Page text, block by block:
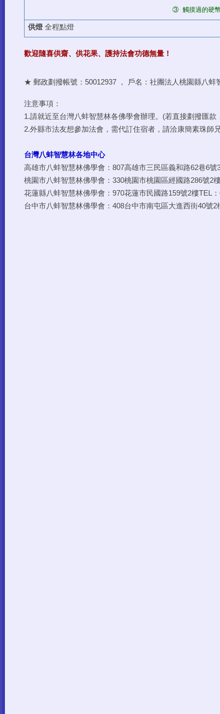
③ 觸摸過的硬
供燈全程點燈
歡迎隨喜供齋、供花果、護持法會功德無量！
★ 郵政劃撥帳號：50012937 ， 戶名：社團法人桃園縣八
注意事項：
1.請就近至台灣八蚌智慧林各佛學會辦理。(若直接劃撥匯款
2.外縣市法友想參加法會，需代訂住宿者，請洽康簡素珠師
台灣八蚌智慧林各地中心
高雄市八蚌智慧林佛學會：807高雄市三民區義和路62巷6號
桃園市八蚌智慧林佛學會：330桃園市桃園區經國路286號2
花蓮縣八蚌智慧林佛學會：970花蓮市民國路159號2樓TEL
台中市八蚌智慧林佛學會：408台中市南屯區大進西街40號2